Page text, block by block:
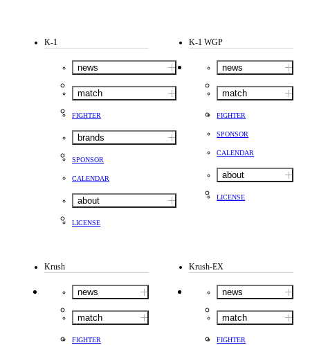
K-1
news
match
FIGHTER
brands
SPONSOR
CALENDAR
about
LICENSE
K-1 WGP
news
match
FIGHTER
SPONSOR
CALENDAR
about
LICENSE
Krush
news
match
FIGHTER
Krush-EX
news
match
FIGHTER